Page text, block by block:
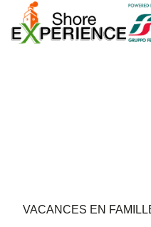
VACANCES EN